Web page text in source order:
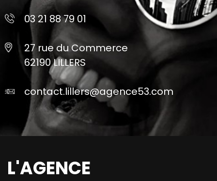
03 21 88 79 01
27 rue du Commerce
62190 LILLERS
contact.lillers@agence53.com
L'AGENCE